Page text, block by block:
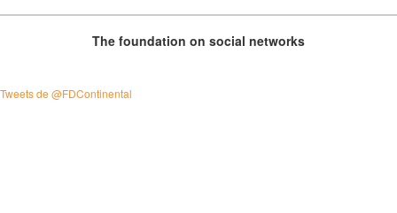
The foundation on social networks
Tweets de @FDContinental